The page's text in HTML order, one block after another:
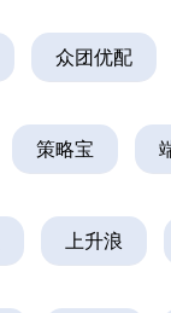
众团优配
策略宝
上升浪